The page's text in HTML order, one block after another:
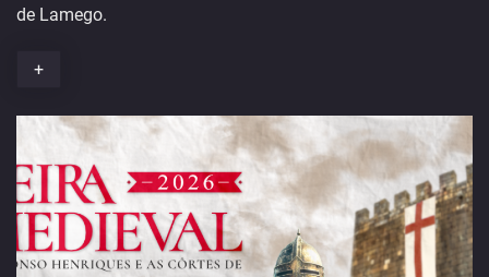
de Lamego.
+